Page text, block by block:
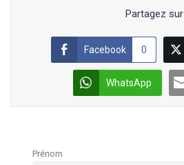
Partagez sur
Facebook 0
WhatsApp
Prénom